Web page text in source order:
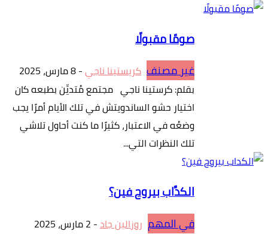
صومًا مقبولًا
غير مصنف كريستينا ناجي-8 مارس، 2025
بقلم: كرستينا ناجي مجتمع مُتديِّن بطبعه كان
اختيار حشو الساندويتش في تلك الأيام أمرًا يجب
وضعُه في الاعتبار، كثيرًا ما كنت أحاول تلاشي
تلك النظرات التي...
الكدَّاب بيروح فين؟
في المهم روزالين جاد- 2 مارس، 2025